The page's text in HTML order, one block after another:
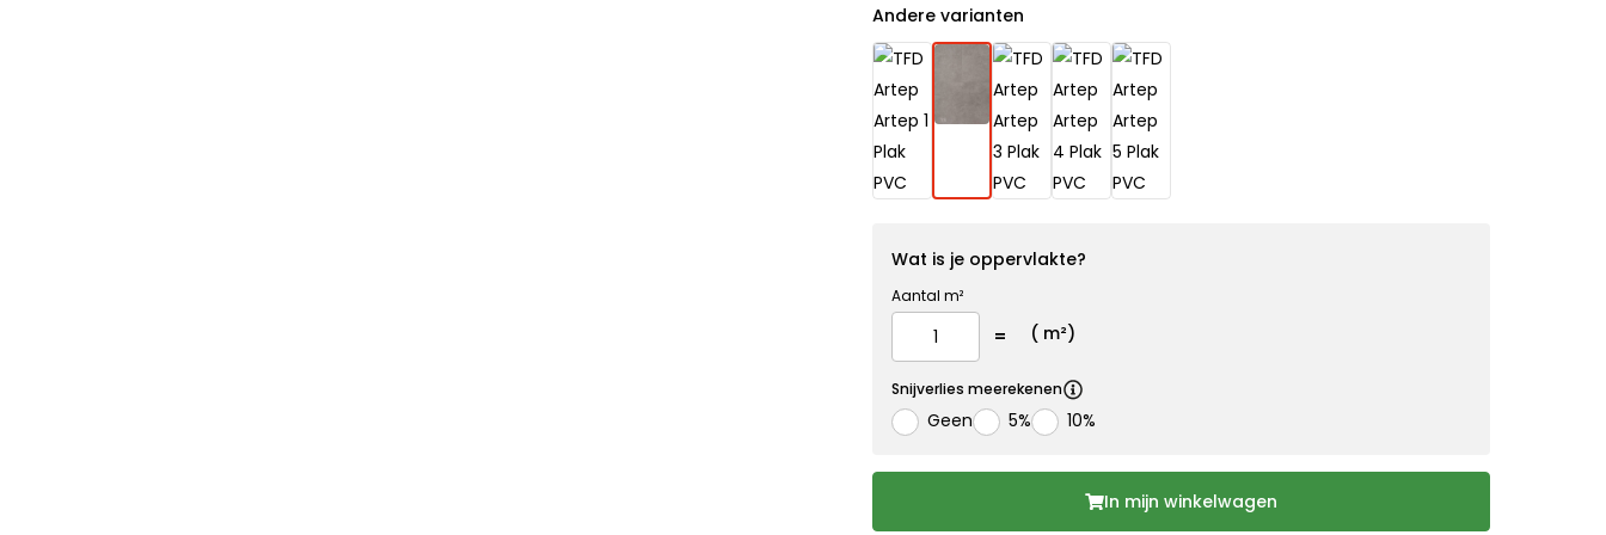
Andere varianten
Wat is je oppervlakte?
Aantal m²
( m²)
Snijverlies meerekenen
Geen 5% 10%
In mijn winkelwagen